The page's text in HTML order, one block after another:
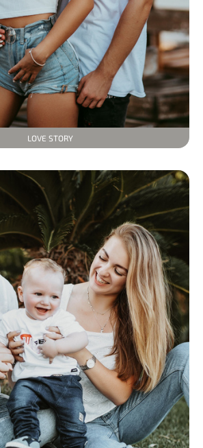
LOVE STORY